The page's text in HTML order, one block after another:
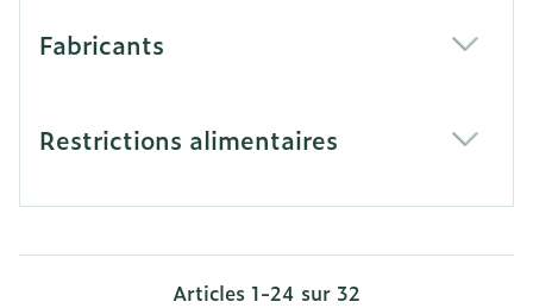
Fabricants
Restrictions alimentaires
Articles 1-24 sur 32